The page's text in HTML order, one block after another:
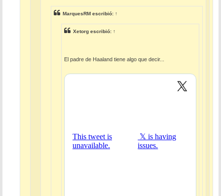
MarquesRM escribió: ↑
Xetorg escribió: ↑
El padre de Haaland tiene algo que decir...